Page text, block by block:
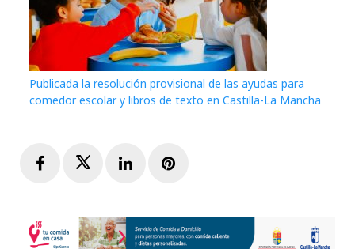
Publicada la resolución provisional de las ayudas para
comedor escolar y libros de texto en Castilla-La Mancha
FacebookTwitterLinkedInPinterest